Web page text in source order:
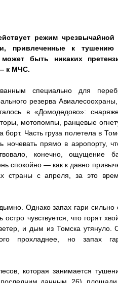
режим чрезвычайной
привлеченные к тушению
быть никаких
к МЧС.
специально для
резерва
в «Домодедово»:
мотопомпы, ранцевые
Часть груза полетела в
прямо в аэропорту,
конечно, ощущение
спокойно — как к давно
страны с апреля, за это
Однако запах гари сильно
чувствуется, что горят
и дым из Томска утянуло.
прохладнее, но запах
которая занимается
данным, 26),